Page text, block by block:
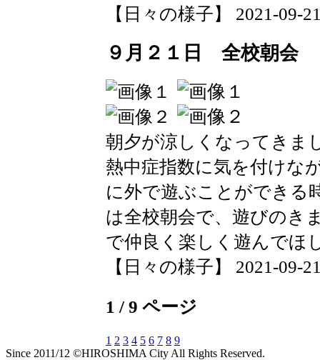
【日々の様子】 2021-09-
９月２１日 全校朝会
朝夕が涼しくなってきま
熱中症指数に気を付けな
に外で遊ぶことができる
は全校朝会で、遊びのき
で仲良く楽しく遊んでほ
【日々の様子】 2021-09-
1 / 9 ページ
1 2 3 4 5 6 7 8 9
Since 2011/12 ©HIROSHIMA City All Rights Reserved.